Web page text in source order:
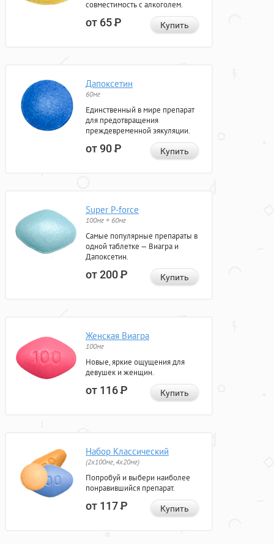
совместимость с алкоголем.
от 65Р Купить
Дапоксетин
60мг
Единственный в мире препарат
для предотвращения
преждевременной эякуляции.
от 90Р Купить
Super P-force
100мг + 60мг
Самые популярные препараты в
одной таблетке — Виагра и
Дапоксетин.
от 200Р Купить
Женская Виагра
100мг
Новые, яркие ощущения для
девушек и женщин.
от 116Р Купить
Набор Классический
(2x100мг, 4x20мг)
Попробуй и выбери наиболее
понравившийся препарат.
от 117Р Купить